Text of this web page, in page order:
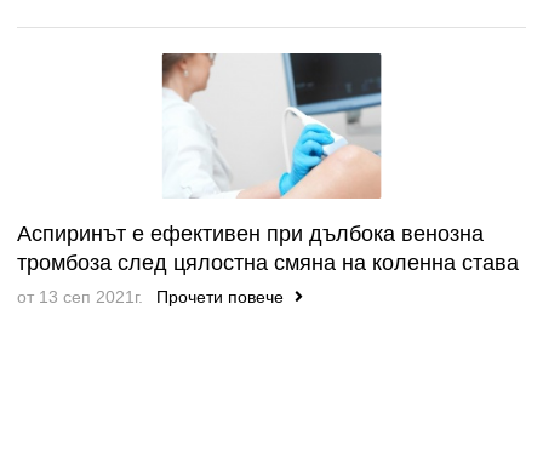
Аспиринът е ефективен при дълбока венозна
тромбоза след цялостна смяна на коленна става
от 13 сеп 2021г. Прочети повече